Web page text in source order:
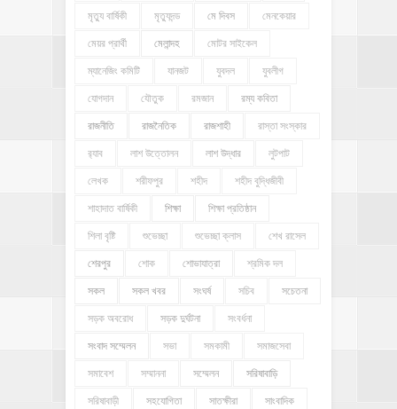
মৃত্যু বার্ষিকী মৃত্যুদন্ড মে দিবস মেনকেয়ার
মেয়র প্রার্থী মেলান্দহ মোটর সাইকেল
ম্যানেজিং কমিটি যানজট যুবদল যুবলীগ
যোগদান যৌতুক রমজান রম্য কবিতা
রাজনীতি রাজনৈতিক রাজশাহী রাস্তা সংস্কার
র‍্যাব লাশ উত্তোলন লাশ উদ্ধার লুটপাট
লেখক শরীফপুর শহীদ শহীদ বুদ্ধিজীবী
শাহাদাত বার্ষিকী শিক্ষা শিক্ষা প্রতিষ্ঠান
শিলা বৃষ্টি শুভেচ্ছা শুভেচ্ছা ক্লাস শেখ রাসেল
শেরপুর শোক শোভাযাত্রা শ্রমিক দল
সকল সকল খবর সংঘর্ষ সচিব সচেতনা
সড়ক অবরোধ সড়ক দুর্ঘটনা সংবর্ধনা
সংবাদ সম্মেলন সভা সমকামী সমাজসেবা
সমাবেশ সম্মাননা সম্মেলন সরিষাবাড়ি
সরিষাবাড়ী সহযোগিতা সাতক্ষীরা সাংবাদিক